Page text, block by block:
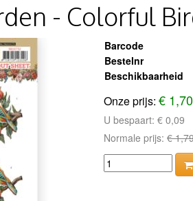
- Colorful
Barcode
Bestelnr
Beschikbaarheid
Onze prijs:€ 1,70
U bespaart:€ 0,09
Normale prijs:€